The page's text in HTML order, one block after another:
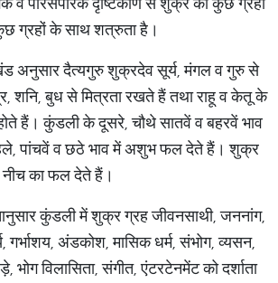
ग्रहों के साथ शत्रुता है।
अनुसार दैत्यगुरु शुक्रदेव सूर्य, मंगल व गुरु से
शनि, बुध से मित्रता रखते हैं तथा राहू व केतू के
हैं। कुंडली के दूसरे, चौथे सातवें व बहरवें भाव
पांचवें व छठे भाव में अशुभ फल देते हैं। शुक्र
नीच का फल देते हैं।
कुंडली में शुक्र ग्रह जीवनसाथी, जननांग,
गर्भाशय, अंडकोश, मासिक धर्म, संभोग, व्यसन,
भोग विलासिता, संगीत, एंटरटेनमेंट को दर्शाता